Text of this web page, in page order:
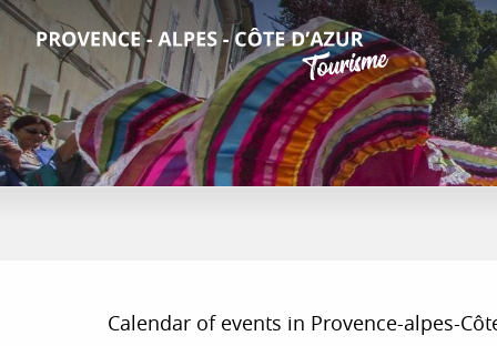
Aller
contenu
principal
Calendar of events in Provence-alpes-